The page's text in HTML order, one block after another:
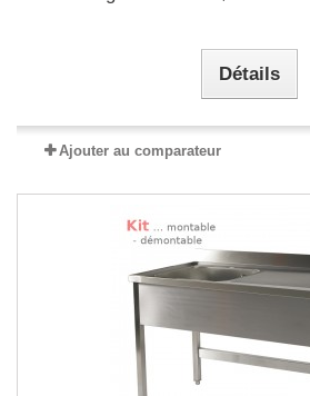
Détails
Ajouter au comparateur